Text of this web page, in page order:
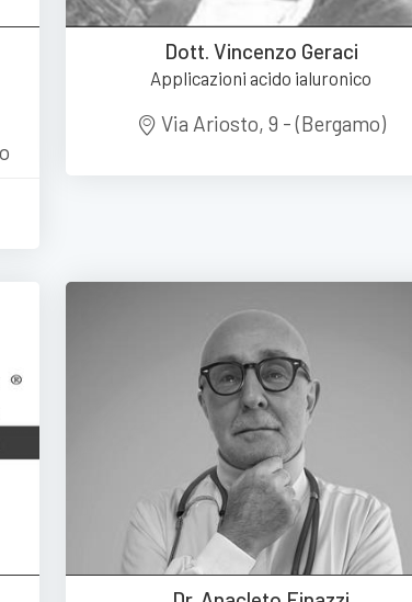
Dott. Vincenzo Geraci
Applicazioni acido ialuronico
Via Ariosto, 9 - (Bergamo)